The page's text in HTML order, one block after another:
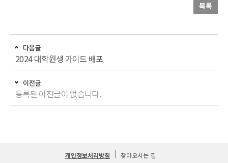
목록
다음글
2024 대학원생 가이드 배포
이전글
등록된 이전글이 없습니다.
개인정보처리방침 찾아오시는 길